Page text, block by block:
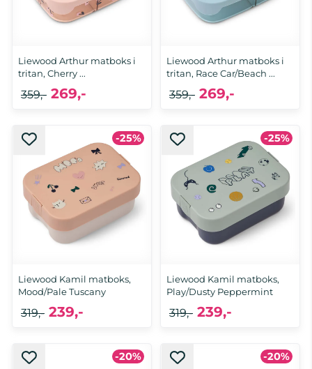
Liewood Arthur matboks i
tritan, Cherry ...
269,-
359,-
Liewood Arthur matboks i
tritan, Race Car/Beach ...
269,-
359,-
-25%
Liewood Kamil matboks,
Mood/Pale Tuscany
239,-
319,-
-25%
Liewood Kamil matboks,
Play/Dusty Peppermint
239,-
319,-
-20% -20%